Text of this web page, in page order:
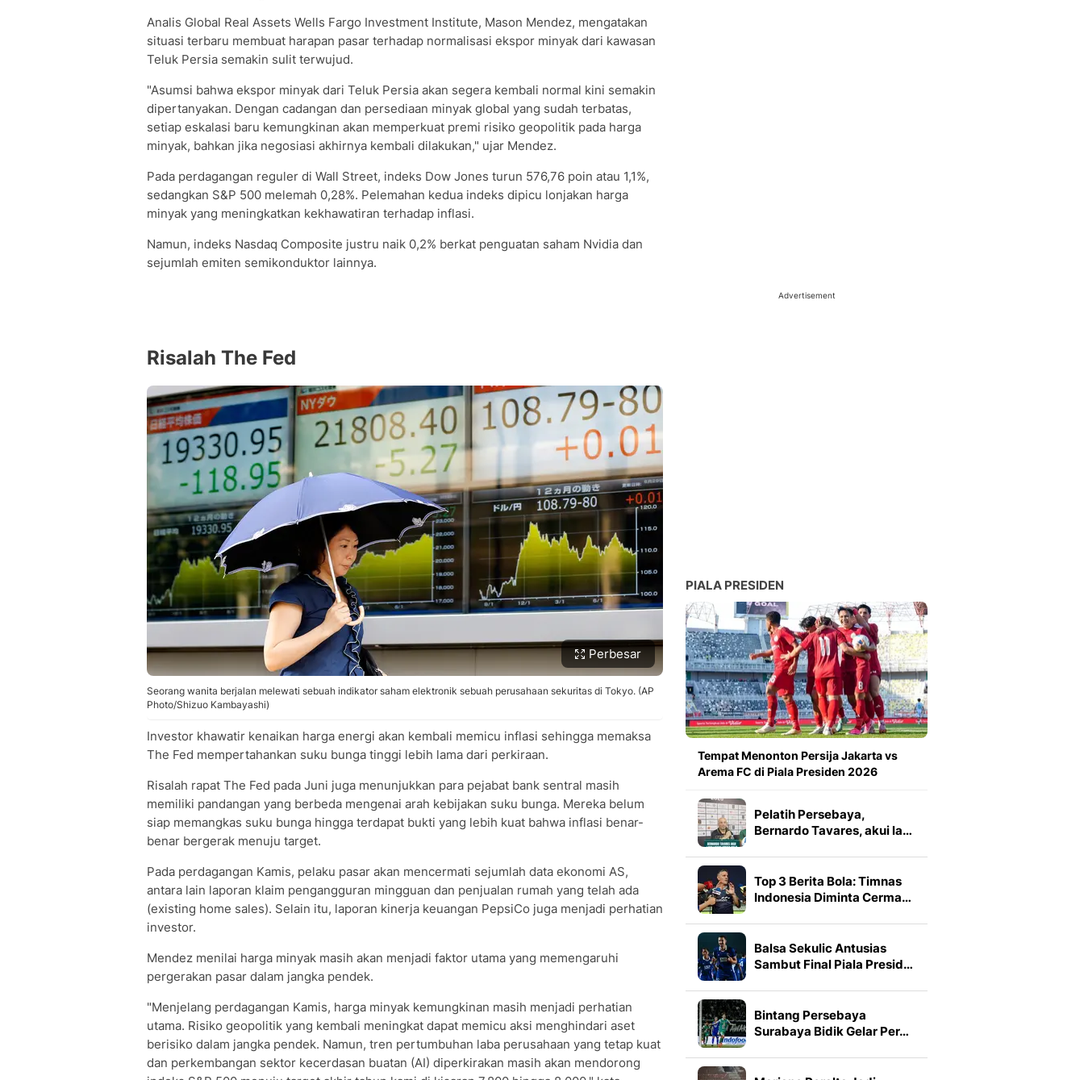
Analis Global Real Assets Wells Fargo Investment Institute, Mason Mendez, mengatakan
situasi terbaru membuat harapan pasar terhadap normalisasi ekspor minyak dari kawasan
Teluk Persia semakin sulit terwujud.
"Asumsi bahwa ekspor minyak dari Teluk Persia akan segera kembali normal kini semakin
dipertanyakan. Dengan cadangan dan persediaan minyak global yang sudah terbatas,
setiap eskalasi baru kemungkinan akan memperkuat premi risiko geopolitik pada harga
minyak, bahkan jika negosiasi akhirnya kembali dilakukan," ujar Mendez.
Pada perdagangan reguler di Wall Street, indeks Dow Jones turun 576,76 poin atau 1,1%,
sedangkan S&P 500 melemah 0,28%. Pelemahan kedua indeks dipicu lonjakan harga
minyak yang meningkatkan kekhawatiran terhadap inflasi.
Namun, indeks Nasdaq Composite justru naik 0,2% berkat penguatan saham Nvidia dan
sejumlah emiten semikonduktor lainnya.
Risalah The Fed
Perbesar
Seorang wanita berjalan melewati sebuah indikator saham elektronik sebuah perusahaan sekuritas di Tokyo. (AP
Photo/Shizuo Kambayashi)
Investor khawatir kenaikan harga energi akan kembali memicu inflasi sehingga memaksa
The Fed mempertahankan suku bunga tinggi lebih lama dari perkiraan.
Risalah rapat The Fed pada Juni juga menunjukkan para pejabat bank sentral masih
memiliki pandangan yang berbeda mengenai arah kebijakan suku bunga. Mereka belum
siap memangkas suku bunga hingga terdapat bukti yang lebih kuat bahwa inflasi benar-
benar bergerak menuju target.
Pada perdagangan Kamis, pelaku pasar akan mencermati sejumlah data ekonomi AS,
antara lain laporan klaim pengangguran mingguan dan penjualan rumah yang telah ada
(existing home sales). Selain itu, laporan kinerja keuangan PepsiCo juga menjadi perhatian
investor.
Mendez menilai harga minyak masih akan menjadi faktor utama yang memengaruhi
pergerakan pasar dalam jangka pendek.
"Menjelang perdagangan Kamis, harga minyak kemungkinan masih menjadi perhatian
utama. Risiko geopolitik yang kembali meningkat dapat memicu aksi menghindari aset
berisiko dalam jangka pendek. Namun, tren pertumbuhan laba perusahaan yang tetap kuat
dan perkembangan sektor kecerdasan buatan (AI) diperkirakan masih akan mendorong
Advertisement
PIALA PRESIDEN
Tempat Menonton Persija Jakarta vs
Arema FC di Piala Presiden 2026
Pelatih Persebaya,
Bernardo Tavares, akui la…
Top 3 Berita Bola: Timnas
Indonesia Diminta Cerma…
Balsa Sekulic Antusias
Sambut Final Piala Presid…
Bintang Persebaya
Surabaya Bidik Gelar Per…